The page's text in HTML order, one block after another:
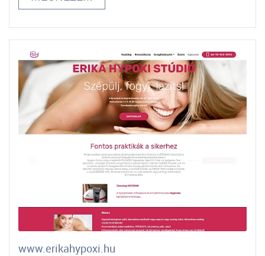
www.erikahypoxi.hu